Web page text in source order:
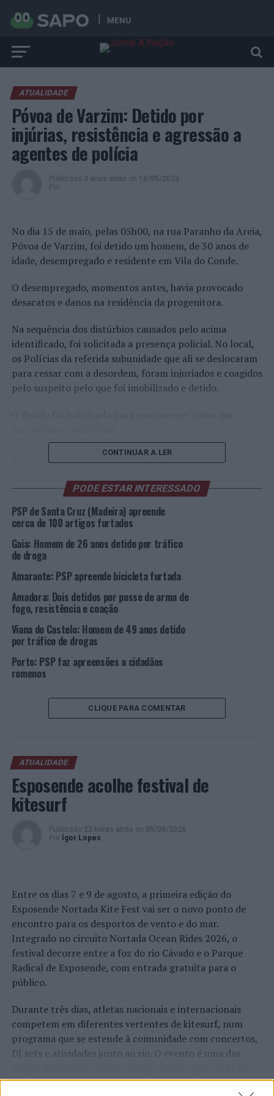
MENU
ATUALIDADE
Póvoa de Varzim: Detido por
injúrias, resistência e agressão a
agentes de polícia
Publicado 3 anos atrás on 16/05/2023
Por
No dia 15 de maio, pelas 05h00, na rua Paranho da Areia,
Póvoa de Varzim, foi detido um homem, de 30 anos de
idade, desempregado e residente em Vila do Conde.
O desempregado, momentos antes, havia provocado
desacatos e danos na residência da progenitora.
Na sequência dos distúrbios causados pelo acima
identificado, foi solicitada a presença policial. No local,
os Polícias da referida subunidade que ali se deslocaram
para cessar com a desordem, foram injuriados e coagidos
pelo suspeito pelo que foi imobilizado e detido.
TÓPICOS RELACIONADOS: CRIMINALIDADE
DESTAQUE
PÓVOA DE VARZIM
PSP
PRÓXIMO
Porto: Homem de 34 anos detido por roubo em interior
de viatura
Porto, Matosinhos e Gaia: Quatro detenções por posse e
tráfico de drogas
CONTINUAR A LER
PODE ESTAR INTERESSADO
PSP de Santa Cruz (Madeira) apreende
cerca de 100 artigos furtados
Gaia: Homem de 26 anos detido por tráfico
de droga
Amarante: PSP apreende bicicleta furtada
Amadora: Dois detidos por posse de arma de
fogo, resistência e coação
Viana do Castelo: Homem de 49 anos detido
por tráfico de drogas
Porto: PSP faz apreensões a cidadãos
romenos
CLIQUE PARA COMENTAR
ATUALIDADE
Esposende acolhe festival de
kitesurf
Publicado 22 horas atrás on 05/08/2026
Por
Ígor Lopes
Entre os dias 7 e 9 de agosto, a primeira edição do
Esposende Nortada Kite Fest vai ser o novo ponto de
encontro para os desportos de vento e do mar.
Integrado no circuito Nortada Ocean Rides 2026, o
festival decorre entre a foz do rio Cávado e o Parque
Radical de Esposende, com entrada gratuita para o
público.
Durante três dias, atletas nacionais e internacionais
competem em diferentes vertentes de kitesurf, num
programa que se estende à comunidade com concertos,
DJ sets e atividades junto ao rio. O evento é uma das
passa também por Sines, Peniche, Viana do Castelo, Vila